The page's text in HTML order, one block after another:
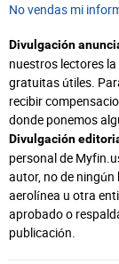
No vendas mi
Divulgación
nuestros lectores
gratuitas útiles.
recibir
donde ponemos
Divulgación
personal de
autor, no de
aerolínea u otra
aprobado o
publicación.